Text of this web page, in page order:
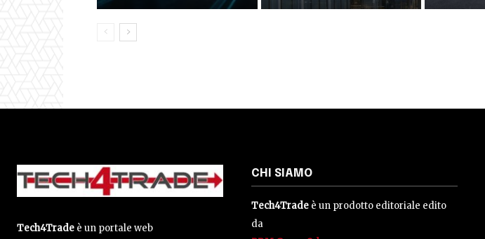
Tech4Trade è un portale web
CHI SIAMO
Tech4Trade è un prodotto editoriale edito
da